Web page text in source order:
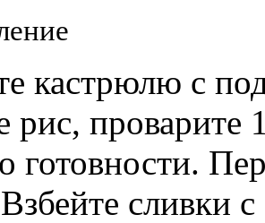
кастрюлю с
рис, проварите
готовности.
сливки